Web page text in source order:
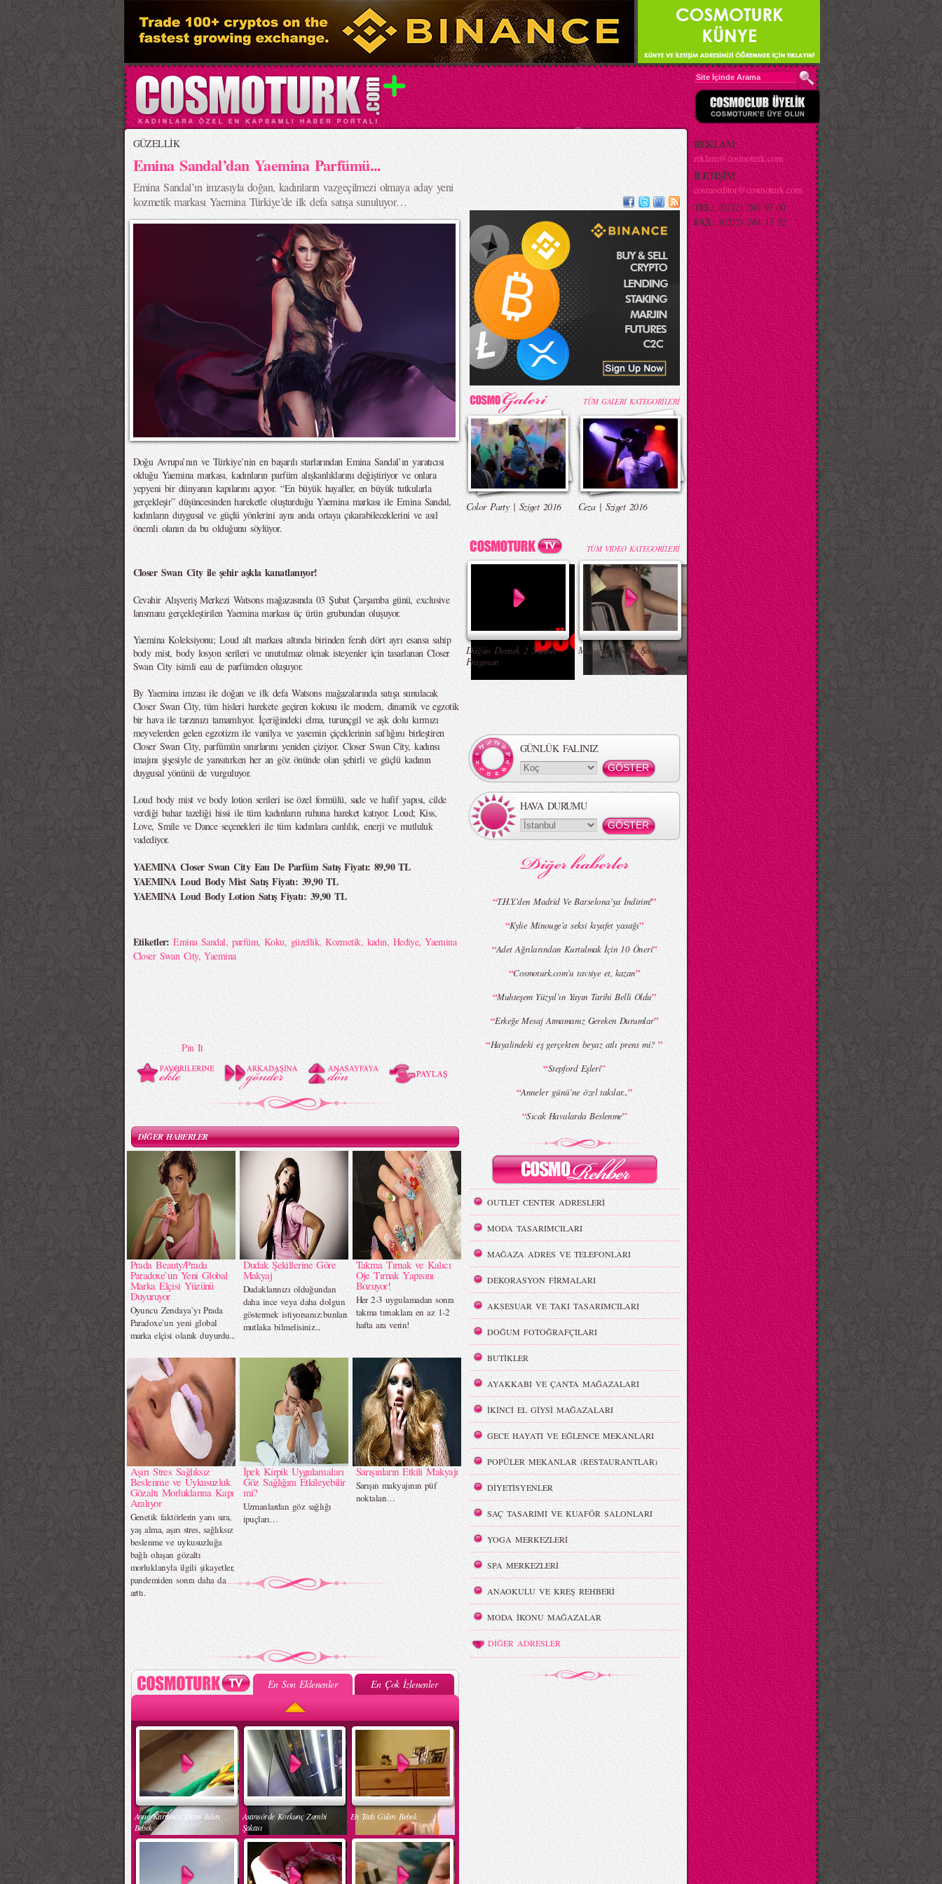
GÜZELLİK
Emina Sandal’dan Yaemina Parfümü...
Emina Sandal’ın imzasıyla doğan, kadınların vazgeçilmezi olmaya aday yeni
kozmetik markası Yaemina Türkiye’de ilk defa satışa sunuluyor…
Doğu Avrupa’nın ve Türkiye’nin en başarılı starlarından Emina Sandal’ın yaratıcısı
olduğu Yaemina markası, kadınların parfüm alışkanlıklarını değiştiriyor ve onlara
yepyeni bir dünyanın kapılarını açıyor. “En büyük hayaller, en büyük tutkularla
gerçekleşir” düşüncesinden hareketle oluşturduğu Yaemina markası ile Emina Sandal,
kadınların duygusal ve güçlü yönlerini aynı anda ortaya çıkarabileceklerini ve asıl
önemli olanın da bu olduğunu söylüyor.
Closer Swan City ile şehir aşkla kanatlanıyor!
Cevahir Alışveriş Merkezi Watsons mağazasında 03 Şubat Çarşamba günü, exclusive
lansmanı gerçekleştirilen Yaemina markası üç ürün grubundan oluşuyor.
Yaemina Koleksiyonu; Loud alt markası altında birinden ferah dört ayrı esansa sahip
body mist, body losyon serileri ve unutulmaz olmak isteyenler için tasarlanan Closer
Swan City isimli eau de parfümden oluşuyor.
By Yaemina imzası ile doğan ve ilk defa Watsons mağazalarında satışa sunulacak
Closer Swan City, tüm hisleri harekete geçiren kokusu ile modern, dinamik ve egzotik
bir hava ile tarzınızı tamamlıyor. İçeriğindeki elma, turunçgil ve aşk dolu kırmızı
meyvelerden gelen egzotizm ile vanilya ve yasemin çiçeklerinin saflığını birleştiren
Closer Swan City, parfümün sınırlarını yeniden çiziyor. Closer Swan City, kadınsı
imajını şişesiyle de yansıtırken her an göz önünde olan şehirli ve güçlü kadının
duygusal yönünü de vurguluyor.
Loud body mist ve body lotion serileri ise özel formülü, sade ve hafif yapısı, cilde
verdiği bahar tazeliği hissi ile tüm kadınların ruhuna hareket katıyor. Loud; Kiss,
Love, Smile ve Dance seçenekleri ile tüm kadınlara canlılık, enerji ve mutluluk
vadediyor.
YAEMINA Closer Swan City Eau De Parfüm Satış Fiyatı: 89,90 TL
YAEMINA Loud Body Mist Satış Fiyatı: 39,90 TL
YAEMINA Loud Body Lotion Satış Fiyatı: 39,90 TL
Etiketler:Emina Sandal, parfüm,Koku, güzellik,Kozmetik, kadın, Hediye,Yaemina
Closer Swan City,Yaemina
Pin It
DİĞER HABERLER
Prada Beauty/Prada
Paradoxe`un Yeni Global
Marka Elçisi Yüzünü
Duyuruyor
Oyuncu Zendaya`yı Prada
Paradoxe`un yeni global
marka elçisi olarak duyurdu...
Dudak Şekillerine Göre
Makyaj
Dudaklarınızı olduğundan
daha ince veya daha dolgun
göstermek istiyorsanız:bunları
mutlaka bilmelisiniz...
Takma Tırnak ve Kalıcı
Oje Tırnak Yapısını
Bozuyor!
Her 2-3 uygulamadan sonra
takma tırnaklara en az 1-2
hafta ara verin!
Aşırı Stres Sağlıksız
Beslenme ve Uykusuzluk
Gözaltı Morluklarına Kapı
Aralıyor
Genetik faktörlerin yanı sıra,
yaş alma, aşırı stres, sağlıksız
beslenme ve uykusuzluğa
bağlı oluşan gözaltı
morluklarıyla ilgili şikayetler,
pandemiden sonra daha da
arttı.
İpek Kirpik Uygulamaları
Göz Sağlığını Etkileyebilir
mi?
Uzmanlardan göz sağlığı
ipuçları…
Sarışınların Etkili Makyajı
Sarışın makyajının püf
noktaları…
En Son Eklenenler En Çok İzlenenler
Anne Karnında Dans Eden
Bebek
Asansörde Korkunç Zombi
Şakası
En Tatlı Gülen Bebek
TÜM GALERİ KATEGORİLERİ
Color Party | Sziget 2016 Ceza | Sziget 2016
TÜM VIDEO KATEGORİLERİ
Düğün Dernek 2 Sünnet -
Fragman
Masa Altı Seksi Şaka
GÜNLÜK FALINIZ
HAVA DURUMU
“T.H.Y.'den Madrid Ve Barselona’ya İndirim!”
“Kylie Minouge'a seksi kıyafet yasağı”
“Adet Ağrılarından Kurtulmak İçin 10 Öneri”
“Cosmoturk.com’u tavsiye et, kazan”
“Muhteşem Yüzyıl`ın Yayın Tarihi Belli Oldu”
“Erkeğe Mesaj Atmamanız Gereken Durumlar”
“Hayalindeki eş gerçekten beyaz atlı prens mi?”
“Stepford Eşleri”
“Anneler günü’ne özel takılar...”
“Sıcak Havalarda Beslenme”
OUTLET CENTER ADRESLERİ
MODA TASARIMCILARI
MAĞAZA ADRES VE TELEFONLARI
DEKORASYON FİRMALARI
AKSESUAR VE TAKI TASARIMCILARI
DOĞUM FOTOĞRAFÇILARI
BUTİKLER
AYAKKABI VE ÇANTA MAĞAZALARI
İKİNCİ EL GİYSİ MAĞAZALARI
GECE HAYATI VE EĞLENCE MEKANLARI
POPÜLER MEKANLAR (RESTAURANTLAR)
DİYETİSYENLER
SAÇ TASARIMI VE KUAFÖR SALONLARI
YOGA MERKEZLERİ
SPA MERKEZLERİ
ANAOKULU VE KREŞ REHBERİ
MODA İKONU MAĞAZALAR
DİĞER ADRESLER
REKLAM
reklam@cosmoturk.com
İLETİŞİM
cosmoeditor@cosmoturk.com
TEL: (0212) 280 07 00
FAX: (0212) 244 13 32